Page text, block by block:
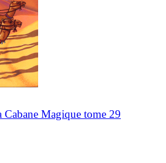
Cabane Magique tome 29